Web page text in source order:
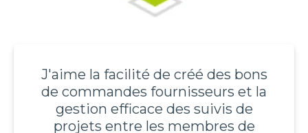
J'aime la facilité de créé des bons
de commandes fournisseurs et la
gestion efficace des suivis de
projets entre les membres de